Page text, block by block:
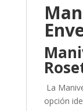
La
opción